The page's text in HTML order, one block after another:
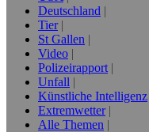
Deutschland
Tier
St Gallen
Video
Polizeirapport
Unfall
Künstliche Intelligenz
Extremwetter
Alle Themen